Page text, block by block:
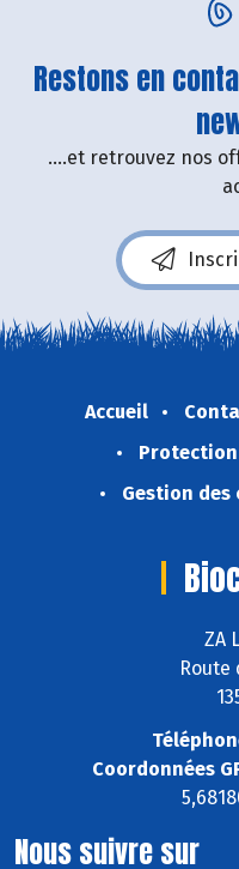
Restons en
....et retrouvez nos
Accueil
Gestion des
ZA
Route
Coordonnées
Nous suivre sur